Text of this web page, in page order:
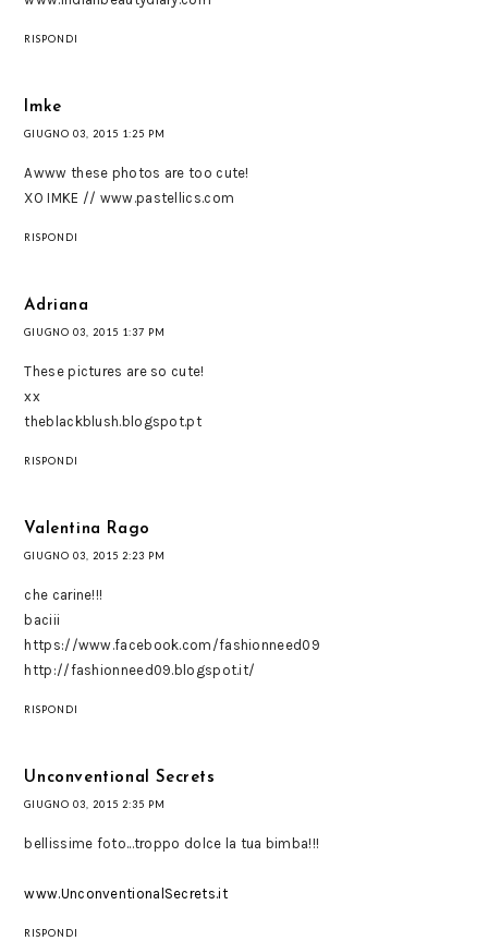
RISPONDI
Imke
GIUGNO 03, 2015 1:25 PM
Awww these photos are too cute!
XO IMKE // www.pastellics.com
RISPONDI
Adriana
GIUGNO 03, 2015 1:37 PM
These pictures are so cute!
xx
theblackblush.blogspot.pt
RISPONDI
Valentina Rago
GIUGNO 03, 2015 2:23 PM
che carine!!!
baciii
https://www.facebook.com/fashionneed09
http://fashionneed09.blogspot.it/
RISPONDI
Unconventional Secrets
GIUGNO 03, 2015 2:35 PM
bellissime foto...troppo dolce la tua bimba!!!
www.UnconventionalSecrets.it
RISPONDI